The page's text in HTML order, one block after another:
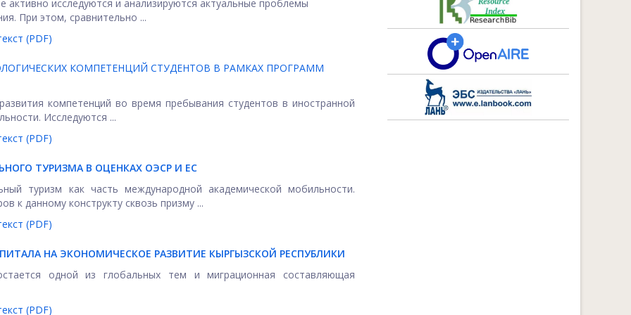
исследуются и анализируются актуальные проблемы
При этом, сравнительно ...
(PDF)
КОМПЕТЕНЦИЙ СТУДЕНТОВ В РАМКАХ ПРОГРАММ
компетенций во время пребывания студентов в иностранной
Исследуются ...
(PDF)
ТУРИЗМА В ОЦЕНКАХ ОЭСР И ЕС
туризм как часть международной академической мобильности.
к данному конструкту сквозь призму ...
(PDF)
НА ЭКОНОМИЧЕСКОЕ РАЗВИТИЕ КЫРГЫЗСКОЙ РЕСПУБЛИКИ
одной из глобальных тем и миграционная составляющая
(PDF)